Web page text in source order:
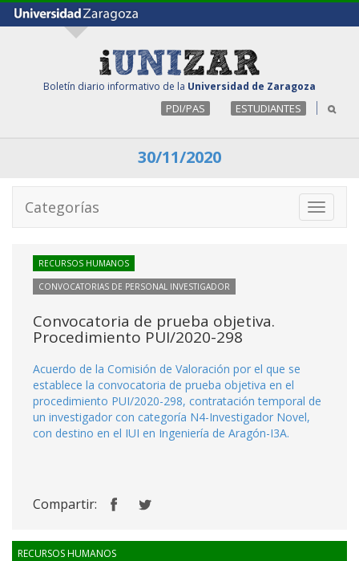
Boletín diario informativo de la Universidad de Zaragoza
PDI/PAS ESTUDIANTES
30/11/2020
Toggle
Categorías
RECURSOS HUMANOS
CONVOCATORIAS DE PERSONAL INVESTIGADOR
Convocatoria de prueba objetiva.
Procedimiento PUI/2020-298
Acuerdo de la Comisión de Valoración por el que se
establece la convocatoria de prueba objetiva en el
procedimiento PUI/2020-298, contratación temporal de
un investigador con categoría N4-Investigador Novel,
con destino en el IUI en Ingeniería de Aragón-I3A.
Compartir:
RECURSOS HUMANOS